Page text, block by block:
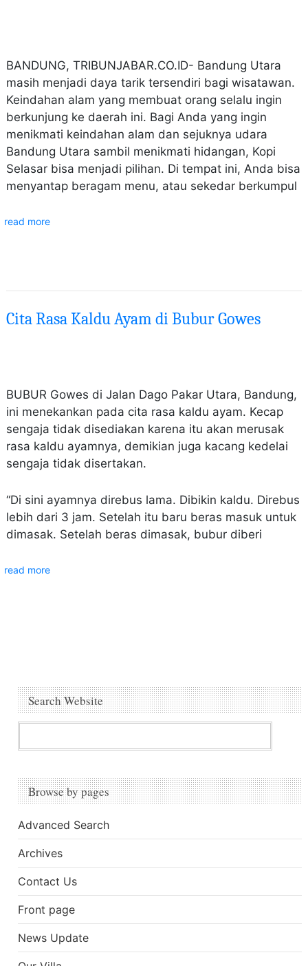
BANDUNG, TRIBUNJABAR.CO.ID- Bandung Utara
masih menjadi daya tarik tersendiri bagi wisatawan.
Keindahan alam yang membuat orang selalu ingin
berkunjung ke daerah ini. Bagi Anda yang ingin
menikmati keindahan alam dan sejuknya udara
Bandung Utara sambil menikmati hidangan, Kopi
Selasar bisa menjadi pilihan. Di tempat ini, Anda bisa
menyantap beragam menu, atau sekedar berkumpul
read more
Cita Rasa Kaldu Ayam di Bubur Gowes
BUBUR Gowes di Jalan Dago Pakar Utara, Bandung,
ini menekankan pada cita rasa kaldu ayam. Kecap
sengaja tidak disediakan karena itu akan merusak
rasa kaldu ayamnya, demikian juga kacang kedelai
sengaja tidak disertakan.
“Di sini ayamnya direbus lama. Dibikin kaldu. Direbus
lebih dari 3 jam. Setelah itu baru beras masuk untuk
dimasak. Setelah beras dimasak, bubur diberi
read more
Search Website
Browse by pages
Advanced Search
Archives
Contact Us
Front page
News Update